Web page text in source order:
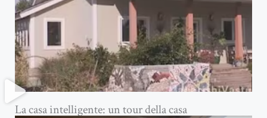
La casa intelligente: un tour della casa